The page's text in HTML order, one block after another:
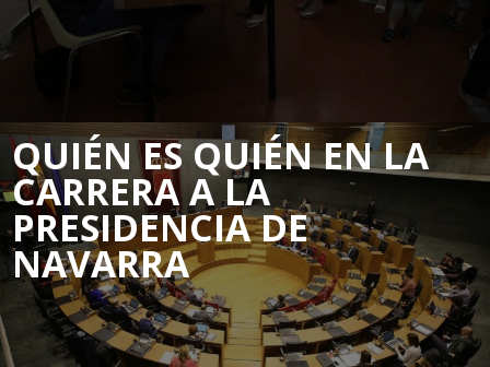
QUIÉN ES QUIÉN EN LA
CARRERA A LA
PRESIDENCIA DE
NAVARRA